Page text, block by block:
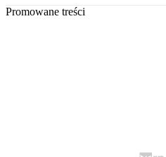
Promowane treści